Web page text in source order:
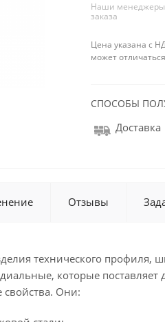
Наши менеджеры
заказа
Цена указана с
может
СПОСОБЫ
Доставка
Отзывы
технического профиля,
которые поставляет
свойства. Они: